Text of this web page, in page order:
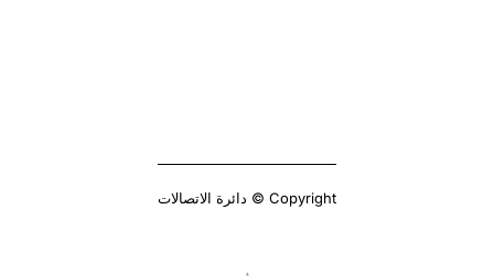
Copyright © دائرة الاتصالات